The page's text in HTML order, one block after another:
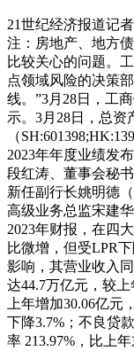
21世纪经济报道记
注：房地产、地方
比较关心的问题。
点领域风险的决策
线。”3月28日，工
示。3月28日，总
（
2023年年度业绩发
段红涛、董事会秘
新任副行长姚明德
高级业务总监宋建
2023年财报，在四
比微增，但受LPR
影响，其营业收入
达44.7万亿元，较
上年增加30.06亿元
下降3.7%；不良贷
率 213.97%，比上